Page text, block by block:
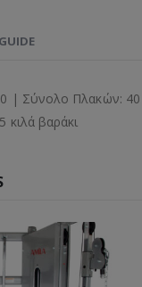
| Σύνολο Πλακών: 40
βαράκι